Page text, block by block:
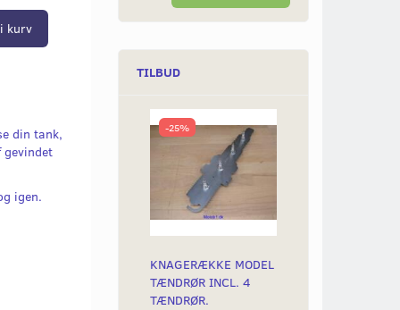
kurv
din tank,
igen.
TILBUD
-25%
KNAGERÆKKE MODEL
TÆNDRØR INCL. 4
TÆNDRØR.